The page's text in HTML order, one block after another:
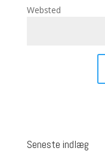
Websted
Seneste indlæg